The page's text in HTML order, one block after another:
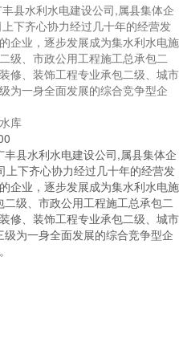
县水利水电建设公司,属县集体企
下齐心协力经过几十年的经营发
企业，逐步发展成为集水利水电施
级、市政公用工程施工总承包二
修、装饰工程专业承包二级、城市
为一身全面发展的综合竞争型企
库
县水利水电建设公司,属县集体企
下齐心协力经过几十年的经营发
企业，逐步发展成为集水利水电施
级、市政公用工程施工总承包二
修、装饰工程专业承包二级、城市
为一身全面发展的综合竞争型企